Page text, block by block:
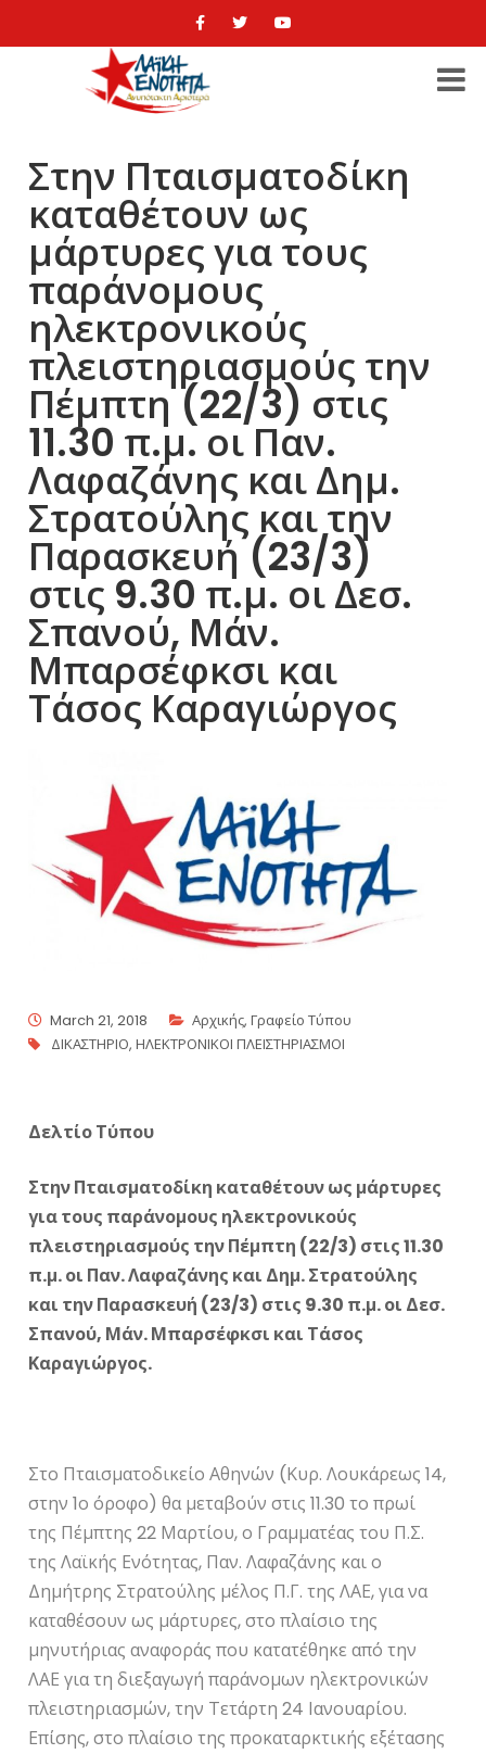
Στην Πταισματοδίκη
καταθέτουν ως
μάρτυρες για τους
παράνομους
ηλεκτρονικούς
πλειστηριασμούς την
Πέμπτη (22/3) στις
11.30 π.μ. οι Παν.
Λαφαζάνης και Δημ.
Στρατούλης και την
Παρασκευή (23/3)
στις 9.30 π.μ. οι Δεσ.
Σπανού, Μάν.
Μπαρσέφκσι και
Τάσος Καραγιώργος
March 21, 2018 Αρχικής,Γραφείο Τύπου
ΔΙΚΑΣΤΗΡΙΟ,ΗΛΕΚΤΡΟΝΙΚΟΙ ΠΛΕΙΣΤΗΡΙΑΣΜΟΙ
Δελτίο Τύπου
Στην Πταισματοδίκη καταθέτουν ως μάρτυρες
για τους παράνομους ηλεκτρονικούς
πλειστηριασμούς την Πέμπτη (22/3) στις 11.30
π.μ. οι Παν. Λαφαζάνης και Δημ. Στρατούλης
και την Παρασκευή (23/3) στις 9.30 π.μ. οι Δεσ.
Σπανού, Μάν. Μπαρσέφκσι και Τάσος
Καραγιώργος.
Στο Πταισματοδικείο Αθηνών (Κυρ. Λουκάρεως 14,
στην 1ο όροφο) θα μεταβούν στις 11.30 το πρωί
της Πέμπτης 22 Μαρτίου, ο Γραμματέας του Π.Σ.
της Λαϊκής Ενότητας, Παν. Λαφαζάνης και ο
Δημήτρης Στρατούλης μέλος Π.Γ. της ΛΑΕ, για να
καταθέσουν ως μάρτυρες, στο πλαίσιο της
μηνυτήριας αναφοράς που κατατέθηκε από την
ΛΑΕ για τη διεξαγωγή παράνομων ηλεκτρονικών
πλειστηριασμών, την Τετάρτη 24 Ιανουαρίου.
Επίσης, στο πλαίσιο της προκαταρκτικής εξέτασης